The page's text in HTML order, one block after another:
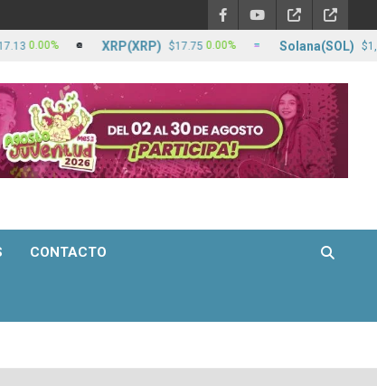
CONTACTO
XRP(XRP) $17.75 0.00% Solana(SOL) $1,308.71